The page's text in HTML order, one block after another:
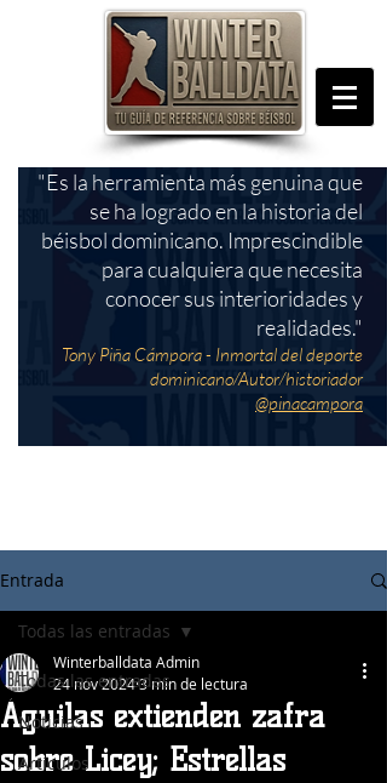
"Es la herramienta más genuina que
se ha logrado en la historia del
béisbol dominicano. Imprescindible
para cualquiera que necesita
conocer sus interioridades y
realidades."
Tony Piña Cámpora - Inmortal del deporte
dominicano/Autor/historiador
@pinacampora
Entrada
Todas las entradas
Noticias
Articulos
Todas las entradas
Águilas extienden zafra
sobre Licey; Estrellas
Winterballdata Admin
24 nov 20243 min de lectura